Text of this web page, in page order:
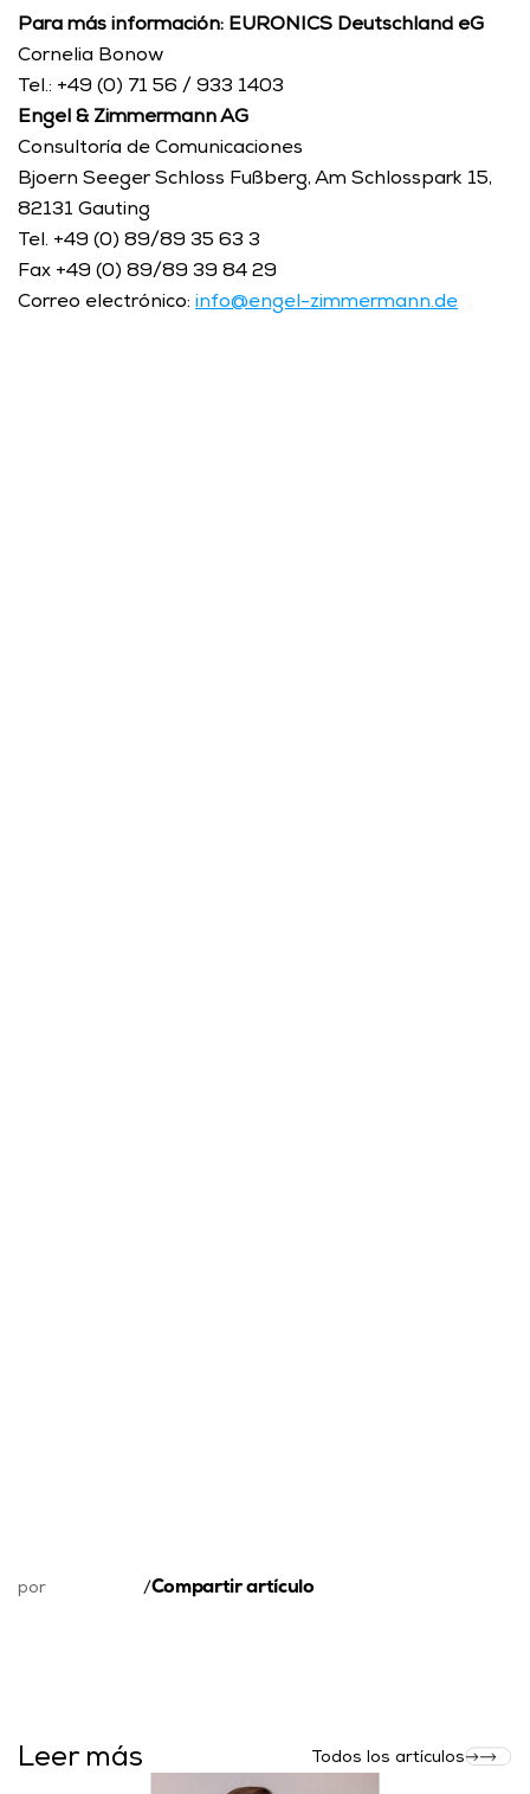
Para más información: EURONICS Deutschland eG
Cornelia Bonow
Tel.: +49 (0) 71 56 / 933 1403
Engel & Zimmermann AG
Consultoría de Comunicaciones
Bjoern Seeger Schloss Fußberg, Am Schlosspark 15,
82131 Gauting
Tel. +49 (0) 89/89 35 63 3
Fax +49 (0) 89/89 39 84 29
Correo electrónico: info@engel-zimmermann.de
por /Compartir artículo
Leer más Todos los artículos